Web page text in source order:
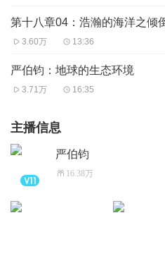
第十八章04：浩瀚的海洋之倾
3.60万 13:36
严伯钧：地球的生态环境
3.71万 16:35
主播信息
严伯钧
16.38万